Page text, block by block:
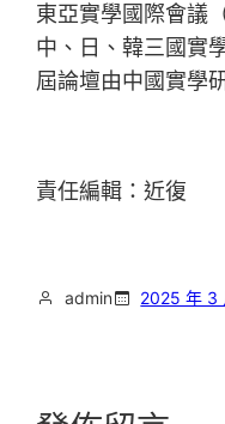
東亞實學國際會議
中、日、韓三國實
屆論壇由中國實學
責任編輯：近復
admin 2025 年 3